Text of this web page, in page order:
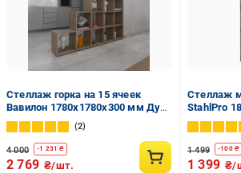
Стеллаж горка на 15 ячеек
Вавилон 1780х1780х300 мм Дуб
Сонома
2
4 000 -1 231 ₴
2 769 ₴/шт.
Стеллаж
StahlPro
1 499 -100₴
1 399 ₴/